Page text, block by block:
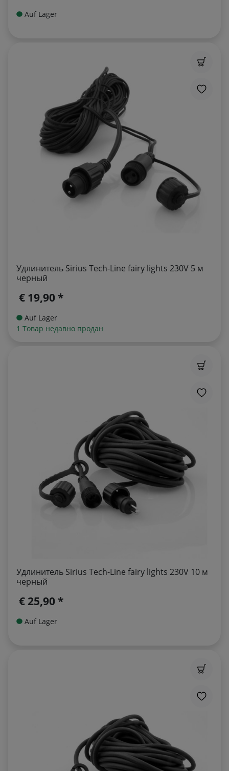
Auf Lager
Удлинитель Sirius Tech-Line fairy lights 230V 5 м
черный
€ 19,90 *
Auf Lager
1 Товар недавно продан
Удлинитель Sirius Tech-Line fairy lights 230V 10 м
черный
€ 25,90 *
Auf Lager